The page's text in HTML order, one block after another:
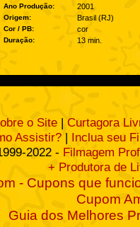
Ano Produção: 2001
Origem: Brasil (RJ)
Cor / PB: cor
Duração: 13 min.
o Site | Curtagora
Assistir? | Inclua seu
2022 - Filmagem
+ Produtora de
- Cupons que
Cupom
Guia dos Melhores